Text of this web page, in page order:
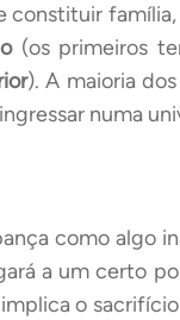
constituir
(os primeiros
). A maioria
numa
como algo
a um certo
o